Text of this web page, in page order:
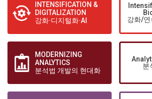
INTENSIFICATION &
DIGITALIZATION
강화·디지털화·AI
MODERNIZING
ANALYTICS
분석법 개발의 현대화
강화/연
분